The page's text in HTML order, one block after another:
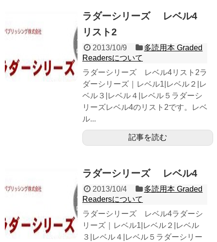
ラダーシリーズ レベル4
リスト2
2013/10/9
多読用本 Graded
Readersについて
ラダーシリーズ レベル4リスト2ラ
ダーシリーズ｜レベル1|レベル２|レ
ベル３|レベル４|レベル５ラダーシ
リーズレベル4のリスト2です。レベ
ル...
記事を読む
ラダーシリーズ レベル4
2013/10/4
多読用本 Graded
Readersについて
ラダーシリーズ レベル4ラダーシ
リーズ｜レベル1|レベル２|レベル
３|レベル４|レベル５ラダーシリー